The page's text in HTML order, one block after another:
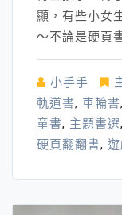
顯，有些小女
～不論是硬頁
小手手
軌道書, 車輪書,
童書, 主題書選,
硬頁翻翻書,